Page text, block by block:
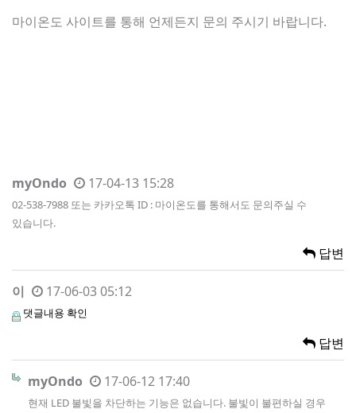
마이온도 사이트를 통해 언제든지 문의 주시기 바랍니다.
myOndo 17-04-13 15:28
02-538-7988 또는 카카오톡 ID : 마이온도를 통해서도 문의주실 수
있습니다.
답변
이 17-06-03 05:12
댓글내용 확인
답변
myOndo 17-06-12 17:40
현재 LED 불빛을 차단하는 기능은 없습니다. 불빛이 불편하실 경우